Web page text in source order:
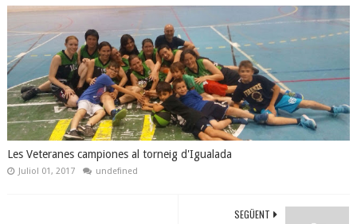
Les Veteranes campiones al torneig d'Igualada
Juliol 01, 2017 undefined
SEGÜENT